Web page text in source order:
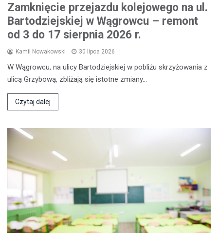
Zamknięcie przejazdu kolejowego na ul.
Bartodziejskiej w Wągrowcu – remont
od 3 do 17 sierpnia 2026 r.
Kamil Nowakowski 30 lipca 2026
W Wągrowcu, na ulicy Bartodziejskiej w pobliżu skrzyżowania z
ulicą Grzybową, zbliżają się istotne zmiany…
Czytaj dalej